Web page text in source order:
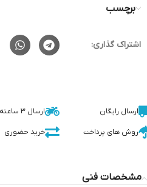
برچسب
اشتراک گذاری:
ارسال رایگان ارسال 3 ساعته
روش های پرداخت خرید حضوری
مشخصات فنی